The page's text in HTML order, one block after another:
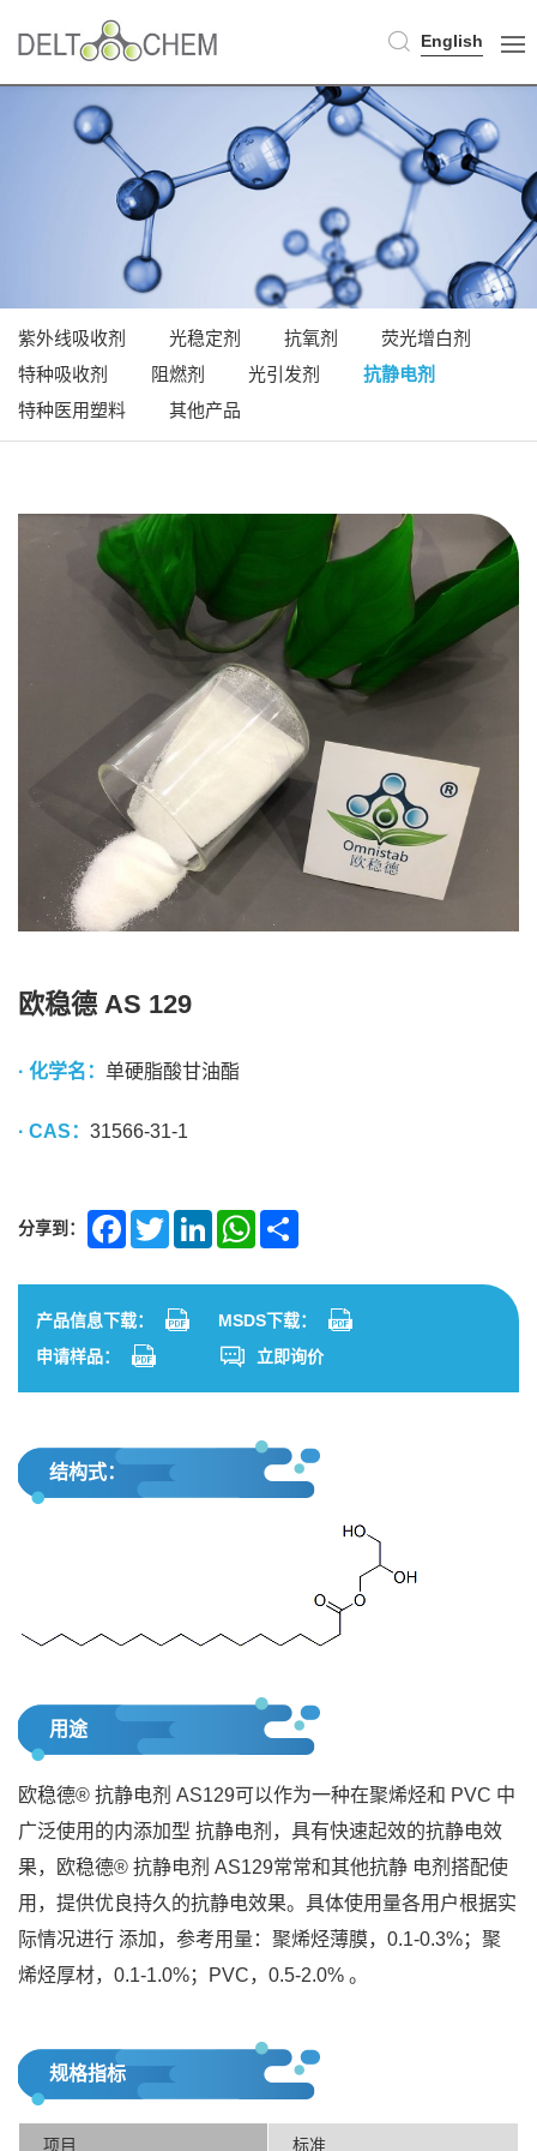
English
紫外线吸收剂 光稳定剂 抗氧剂
荧光增白剂
特种吸收剂
阻燃剂 光引发剂
抗静电剂
特种医用塑料
其他产品
欧稳德 AS 129
· 化学名： 单硬脂酸甘油酯
· CAS： 31566-31-1
分享到： Facebook
TwitterLinkedInWhatsApp
产品信息下载：
MSDS下载：
申请样品：
立即询价
结构式：
用途
欧稳德® 抗静电剂 AS129可以作为一种在聚烯烃和 PVC 中
广泛使用的内添加型 抗静电剂，具有快速起效的抗静电效
果，欧稳德® 抗静电剂 AS129常常和其他抗静 电剂搭配使
用，提供优良持久的抗静电效果。具体使用量各用户根据实
际情况进行 添加，参考用量：聚烯烃薄膜，0.1-0.3%；聚
烯烃厚材，0.1-1.0%；PVC，0.5-2.0% 。
规格指标
项目 标准